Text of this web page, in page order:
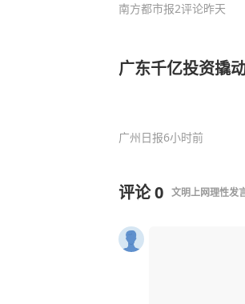
南方都市报2评论昨天
广东千亿投资撬
广州日报6小时前
评论0 文明上网理性发